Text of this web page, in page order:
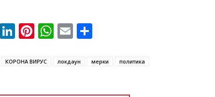
Twitter
LinkedIn
Pinterest
WhatsApp
Email
КОРОНА ВИРУС локдаун мерки
политика